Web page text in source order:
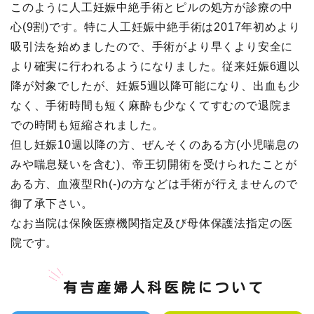
このように人工妊娠中絶手術とピルの処方が診療の中
心(9割)です。特に人工妊娠中絶手術は2017年初めより
吸引法を始めましたので、手術がより早くより安全に
より確実に行われるようになりました。従来妊娠6週以
降が対象でしたが、妊娠5週以降可能になり、出血も少
なく、手術時間も短く麻酔も少なくてすむので退院ま
での時間も短縮されました。
但し妊娠10週以降の方、ぜんそくのある方(小児喘息の
みや喘息疑いを含む)、帝王切開術を受けられたことが
ある方、血液型Rh(-)の方などは手術が行えませんので
御了承下さい。
なお当院は保険医療機関指定及び母体保護法指定の医
院です。
有吉産婦人科医院について